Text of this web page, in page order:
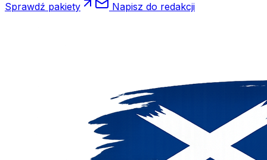
Sprawdź pakiety Napisz do redakcji